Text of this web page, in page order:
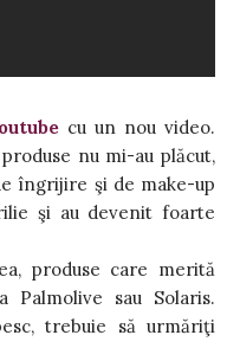
cu un nou video.
nu mi-au plăcut,
îngrijire şi de make-up
şi au devenit foarte
produse care merită
sau Solaris.
trebuie să urmăriţi